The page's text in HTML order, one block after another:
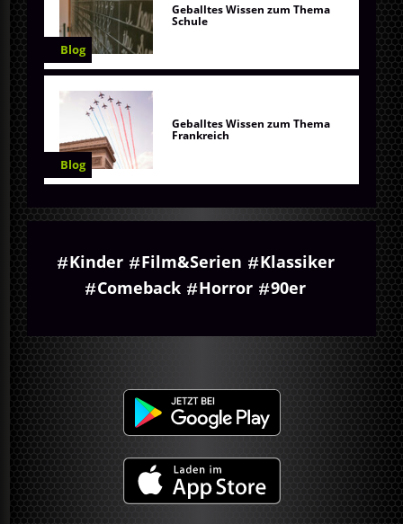
Blog
Geballtes Wissen zum Thema
Schule
Blog
Geballtes Wissen zum Thema
Frankreich
Kinder Film&Serien
Klassiker
Comeback
Horror 90er